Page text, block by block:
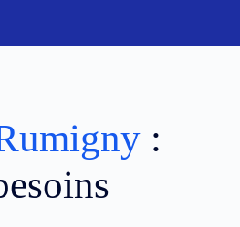
: